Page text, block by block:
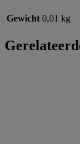
Gewicht 0,01 kg